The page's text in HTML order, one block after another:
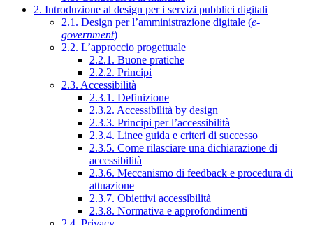
2. Introduzione al design per i servizi pubblici digitali
2.1. Design per l’amministrazione digitale (e-
government)
2.2. L’approccio progettuale
2.2.1. Buone pratiche
2.2.2. Principi
2.3. Accessibilità
2.3.1. Definizione
2.3.2. Accessibilità by design
2.3.3. Principi per l’accessibilità
2.3.4. Linee guida e criteri di successo
2.3.5. Come rilasciare una dichiarazione di
accessibilità
2.3.6. Meccanismo di feedback e procedura di
attuazione
2.3.7. Obiettivi accessibilità
2.3.8. Normativa e approfondimenti